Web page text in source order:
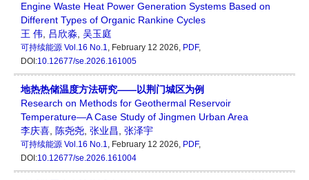
Engine Waste Heat Power Generation Systems Based on
Different Types of Organic Rankine Cycles
王 伟, 吕欣淼, 吴玉庭
可持续能源 Vol.16 No.1, February 12 2026, PDF,
DOI:10.12677/se.2026.161005
地热热储温度方法研究——以荆门城区为例
Research on Methods for Geothermal Reservoir
Temperature—A Case Study of Jingmen Urban Area
李庆喜, 陈尧尧, 张业昌, 张泽宇
可持续能源 Vol.16 No.1, February 12 2026, PDF,
DOI:10.12677/se.2026.161004